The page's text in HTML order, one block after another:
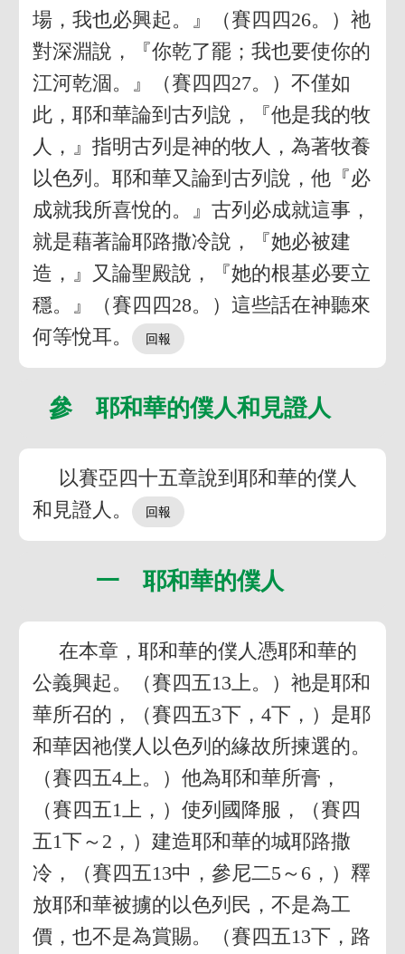
場，我也必興起。』（賽四四26。）祂
對深淵說，『你乾了罷；我也要使你的
江河乾涸。』（賽四四27。）不僅如
此，耶和華論到古列說，『他是我的牧
人，』指明古列是神的牧人，為著牧養
以色列。耶和華又論到古列說，他『必
成就我所喜悅的。』古列必成就這事，
就是藉著論耶路撒冷說，『她必被建
造，』又論聖殿說，『她的根基必要立
穩。』（賽四四28。）這些話在神聽來
何等悅耳。
參 耶和華的僕人和見證人
以賽亞四十五章說到耶和華的僕人
和見證人。
一 耶和華的僕人
在本章，耶和華的僕人憑耶和華的
公義興起。（賽四五13上。）祂是耶和
華所召的，（賽四五3下，4下，）是耶
和華因祂僕人以色列的緣故所揀選的。
（賽四五4上。）他為耶和華所膏，
（賽四五1上，）使列國降服，（賽四
五1下～2，）建造耶和華的城耶路撒
冷，（賽四五13中，參尼二5～6，）釋
放耶和華被擄的以色列民，不是為工
價，也不是為賞賜。（賽四五13下，路